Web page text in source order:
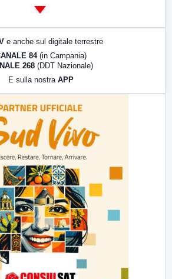
LabNews (replica)
e anche sul digitale terrestre
84 (in Campania)
268 (DDT Nazionale)
E sulla nostra APP